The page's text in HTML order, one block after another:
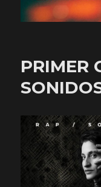
PRIMER